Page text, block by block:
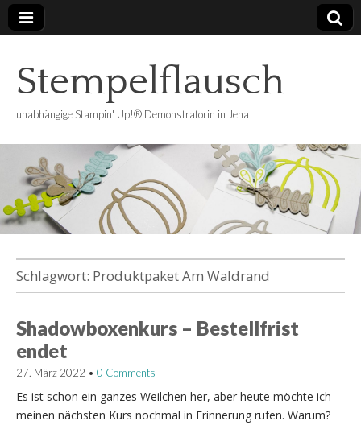
Stempelflausch
unabhängige Stampin' Up!® Demonstratorin in Jena
Schlagwort: Produktpaket Am Waldrand
Shadowboxenkurs – Bestellfrist
endet
27. März 2022 • 0 Comments
Es ist schon ein ganzes Weilchen her, aber heute möchte ich
meinen nächsten Kurs nochmal in Erinnerung rufen. Warum?